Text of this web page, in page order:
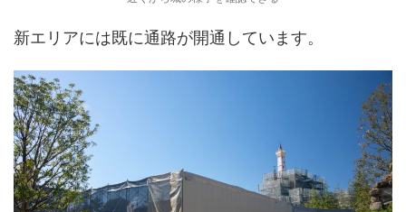
新エリアには既に通路が開通しています。